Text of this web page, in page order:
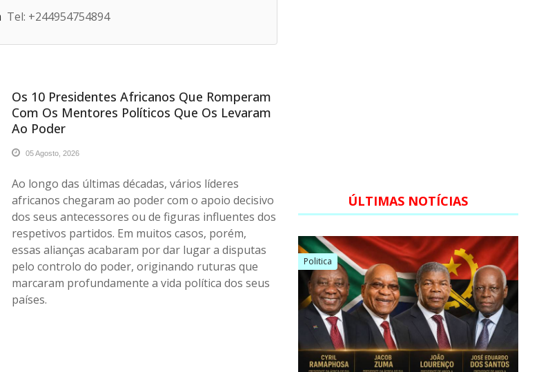
Tel: +244954754894
Os 10 Presidentes Africanos Que Romperam
Com Os Mentores Políticos Que Os Levaram
Ao Poder
05 Agosto, 2026
Ao longo das últimas décadas, vários líderes
africanos chegaram ao poder com o apoio decisivo
dos seus antecessores ou de figuras influentes dos
respetivos partidos. Em muitos casos, porém,
essas alianças acabaram por dar lugar a disputas
pelo controlo do poder, originando ruturas que
marcaram profundamente a vida política dos seus
países.
ÚLTIMAS NOTÍCIAS
Politica